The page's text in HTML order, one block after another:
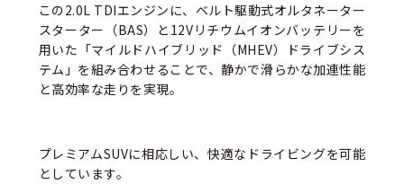
この2.0L TDIエンジンに、ベルト駆動式オルタネーター
スターター（BAS）と12Vリチウムイオンバッテリーを
用いた「マイルドハイブリッド（MHEV）ドライブシス
テム」を組み合わせることで、静かで滑らかな加連性能
と高効率な走りを実現。
プレミアムSUVに相応しい、快適なドライビングを可能
としています。